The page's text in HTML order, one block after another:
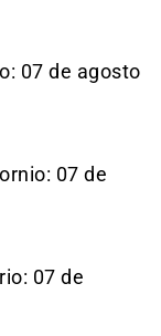
07 de agosto
07 de
07 de